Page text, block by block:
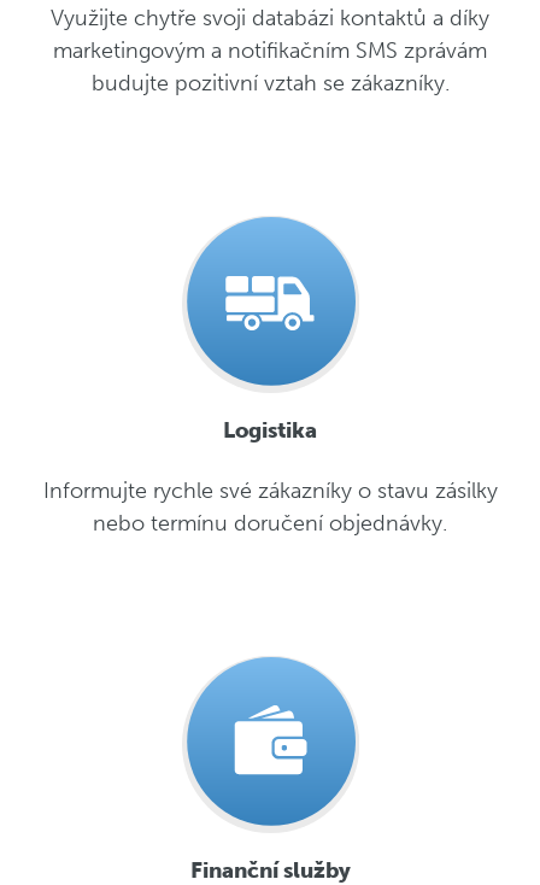
Využijte chytře svoji databázi kontaktů a díky
marketingovým a notifikačním SMS zprávám
budujte pozitivní vztah se zákazníky.
Logistika
Informujte rychle své zákazníky o stavu zásilky
nebo termínu doručení objednávky.
Finanční služby